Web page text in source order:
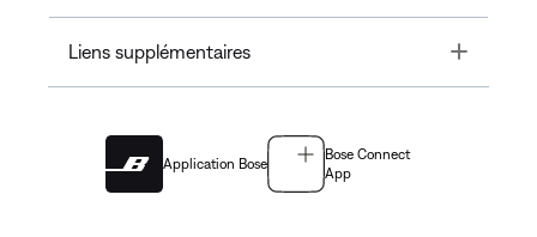
Liens supplémentaires Toggle
Application Bose
Bose Connect
App